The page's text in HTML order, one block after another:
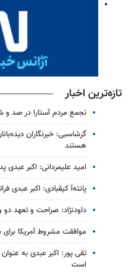
تازه‌ترین اخبار
تجمع مردم آستارا در صد
گرشاسبی: خبرنگاران
هستند
امید علیمردانی: اکبر عبدی
پانته‌آ کیقبادی: اکبر عبدی
داودنژاد: صراحت و تعهد دو
موافقت مشروط آمریکا برای
تقی پور: اکبر عبدی به
است